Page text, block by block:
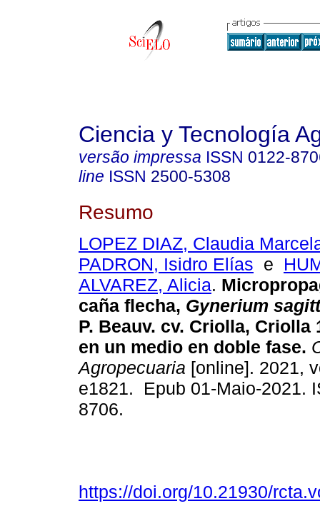
Ciencia y Tecnología
versão impressa ISSN 0122-
line ISSN 2500-5308
Resumo
LOPEZ DIAZ, Claudia
PADRON, Isidro Elías e
ALVAREZ, Alicia.
caña flecha, Gynerium
P. Beauv. cv. Criolla, Criolla
en un medio en doble fase.
Agropecuaria [online]. 2021,
e1821. Epub 01-Maio-2021.
8706.
https://doi.org/10.21930/